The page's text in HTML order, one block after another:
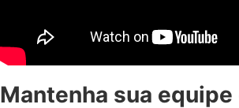
Mantenha sua equipe